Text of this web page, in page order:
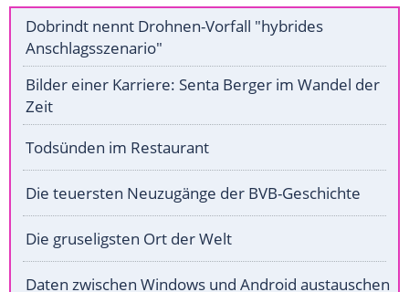
Dobrindt nennt Drohnen-Vorfall "hybrides
Anschlagsszenario"
Bilder einer Karriere: Senta Berger im Wandel der
Zeit
Todsünden im Restaurant
Die teuersten Neuzugänge der BVB-Geschichte
Die gruseligsten Ort der Welt
Daten zwischen Windows und Android austauschen